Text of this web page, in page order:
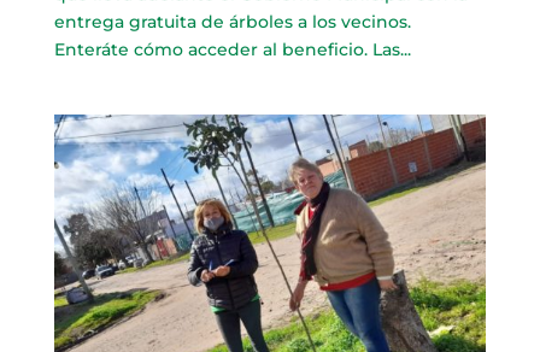
entrega gratuita de árboles a los vecinos.
Enteráte cómo acceder al beneficio. Las...